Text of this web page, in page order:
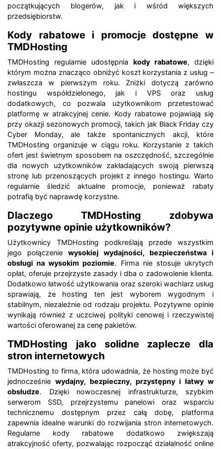
początkujących blogerów, jak i wśród większych
przedsiębiorstw.
Kody rabatowe i promocje dostępne w
TMDHosting
TMDHosting regularnie udostępnia kody rabatowe, dzięki
którym można znacząco obniżyć koszt korzystania z usług –
zwłaszcza w pierwszym roku. Zniżki dotyczą zarówno
hostingu współdzielonego, jak i VPS oraz usług
dodatkowych, co pozwala użytkownikom przetestować
platformę w atrakcyjnej cenie. Kody rabatowe pojawiają się
przy okazji sezonowych promocji, takich jak Black Friday czy
Cyber Monday, ale także spontanicznych akcji, które
TMDHosting organizuje w ciągu roku. Korzystanie z takich
ofert jest świetnym sposobem na oszczędność, szczególnie
dla nowych użytkowników zakładających swoją pierwszą
stronę lub przenoszących projekt z innego hostingu. Warto
regularnie śledzić aktualne promocje, ponieważ rabaty
potrafią być naprawdę korzystne.
Dlaczego TMDHosting zdobywa
pozytywne opinie użytkowników?
Użytkownicy TMDHosting podkreślają przede wszystkim
jego połączenie wysokiej wydajności, bezpieczeństwa i
obsługi na wysokim poziomie. Firma nie stosuje ukrytych
opłat, oferuje przejrzyste zasady i dba o zadowolenie klienta.
Dodatkowo łatwość użytkowania oraz szeroki wachlarz usług
sprawiają, że hosting ten jest wyborem wygodnym i
stabilnym, niezależnie od rodzaju projektu. Pozytywne opinie
wynikają również z uczciwej polityki cenowej i rzeczywistej
wartości oferowanej za cenę pakietów.
TMDHosting jako solidne zaplecze dla
stron internetowych
TMDHosting to firma, która udowadnia, że hosting może być
jednocześnie wydajny, bezpieczny, przystępny i łatwy w
obsłudze. Dzięki nowoczesnej infrastrukturze, szybkim
serwerom SSD, przejrzystemu panelowi oraz wsparciu
technicznemu dostępnym przez całą dobę, platforma
zapewnia idealne warunki do rozwijania stron internetowych.
Regularne kody rabatowe dodatkowo zwiększają
atrakcyjność oferty, pozwalając rozpocząć działalność online